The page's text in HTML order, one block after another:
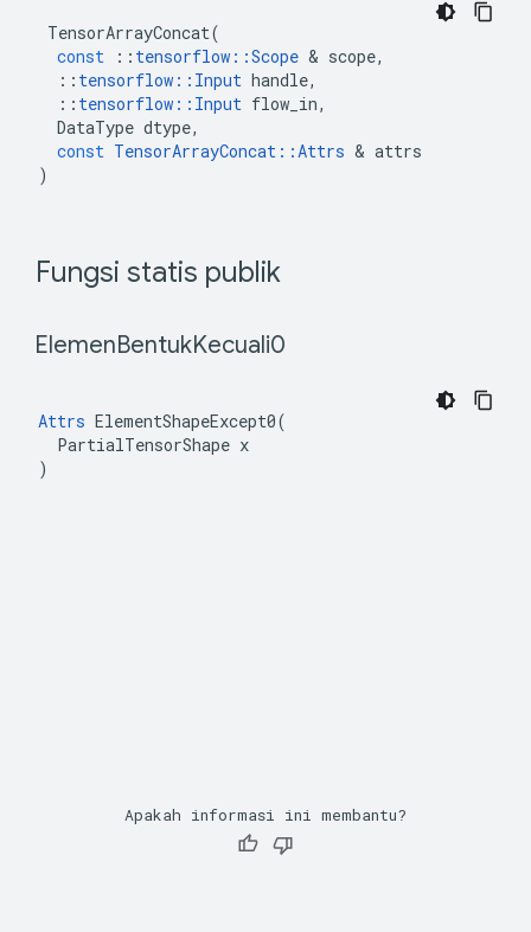
TensorArrayConcat(
const
:: tensorflow ::Scope & scope,
:: tensorflow :: Input handle,
:: tensorflow :: Input flow_in,
DataType dtype,
const TensorArrayConcat ::Attrs & attrs
)
Fungsi statis publik
ElemenBentukKecuali0
Attrs ElementShapeExcept0(
  PartialTensorShape x
)
Apakah informasi ini membantu?